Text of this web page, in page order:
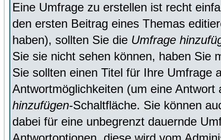
Eine Umfrage zu erstellen ist recht
den ersten Beitrag eines Themas
haben), sollten Sie die Umfrage
Sie sie nicht sehen können, haben Sie
Sie sollten einen Titel für Ihre Umfrage
Antwortmöglichkeiten (um eine
hinzufügen-Schaltfläche. Sie können
dabei für eine unbegrenzt dauernde